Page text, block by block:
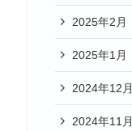
2025年2月
2025年1月
2024年12月
2024年11月